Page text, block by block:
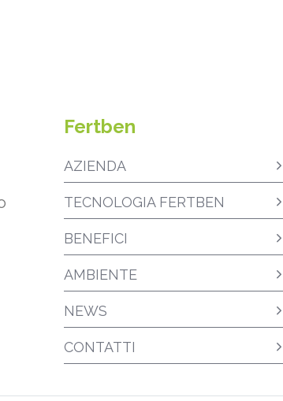
Fertben
AZIENDA
TECNOLOGIA FERTBEN
BENEFICI
AMBIENTE
NEWS
CONTATTI